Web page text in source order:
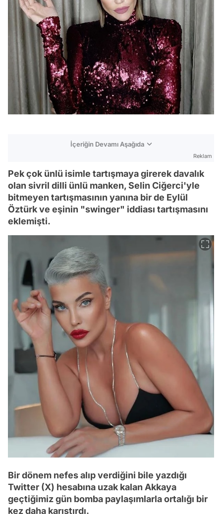
İçeriğin Devamı Aşağıda
Reklam
Pek çok ünlü isimle tartışmaya girerek davalık
olan sivril dilli ünlü manken, Selin Ciğerci'yle
bitmeyen tartışmasının yanına bir de Eylül
Öztürk ve eşinin "swinger" iddiası tartışmasını
eklemişti.
Bir dönem nefes alıp verdiğini bile yazdığı
Twitter (X) hesabına uzak kalan Akkaya
geçtiğimiz gün bomba paylaşımlarla ortalığı bir
kez daha karıştırdı.